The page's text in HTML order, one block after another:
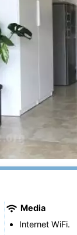
Media
Internet WiFi.